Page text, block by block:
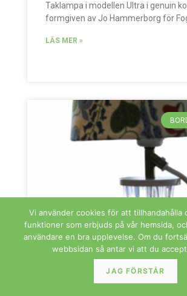
Taklampa i modellen Ultra i genuin
formgiven av Jo Hammerborg för
LÄS MER »
Flygsfors lampfot i glas. 30 cm
Vi använder cookies för att tillhandahålla
funktioner som erbjuds på vår hemsida,
användare en bra upplevelse. Om du
webbsidan så antar vi att du
JAG FÖRSTÅR